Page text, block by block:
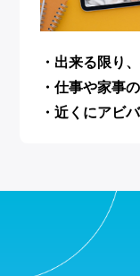
・出来る限り
・仕事や家事
・近くにアビ